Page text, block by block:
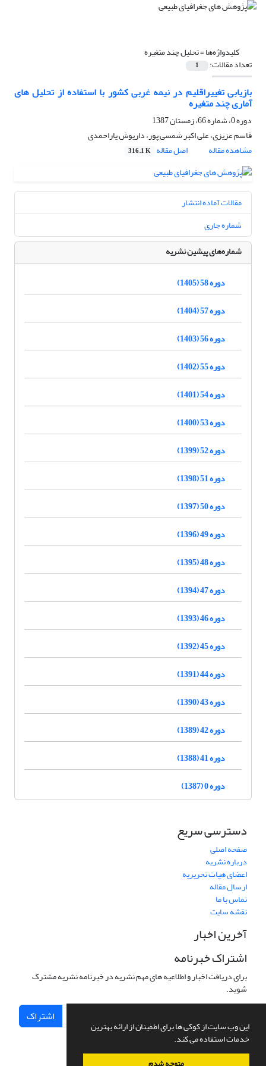
این وب سایت از کوکی ها برای اطمینان از ارائه بهترین
خدمات استفاده می کند.
کلیدواژه‌ها =تحلیل چند متغیره
تعداد مقالات: 1
بازیابی تغییراقلیم در نیمه غربی کشور با استفاده از تحلیل های
آماری چند متغیره
دوره 0، شماره 66، زمستان 1387
قاسم عزیزی، علی اکبر شمسی پور، داریوش یاراحمدی
مشاهده مقاله
اصل مقاله 316.1 K
مقالات آماده انتشار
شماره جاری
شماره‌های پیشین نشریه
دوره 58 (1405)
دوره 57 (1404)
دوره 56 (1403)
دوره 55 (1402)
دوره 54 (1401)
دوره 53 (1400)
دوره 52 (1399)
دوره 51 (1398)
دوره 50 (1397)
دوره 49 (1396)
دوره 48 (1395)
دوره 47 (1394)
دوره 46 (1393)
دوره 45 (1392)
دوره 44 (1391)
دوره 43 (1390)
دوره 42 (1389)
دوره 41 (1388)
دوره 0 (1387)
دسترسی سریع
صفحه اصلی
درباره نشریه
اعضای هیات تحریریه
ارسال مقاله
تماس با ما
نقشه سایت
آخرین اخبار
اشتراک خبرنامه
برای دریافت اخبار و اطلاعیه های مهم نشریه در خبرنامه نشریه مشترک
شوید.
اشتراک